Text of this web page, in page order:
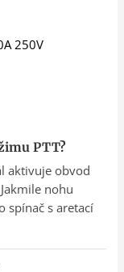
250V
PTT?
aktivuje obvod
nohu
spínač s aretací